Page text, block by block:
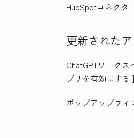
HubSpotコネクタ
更新された
ChatGPTワーク
プリを有効にする
ポップアップウィ